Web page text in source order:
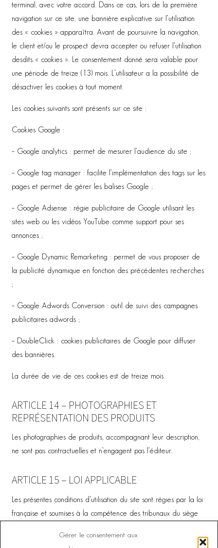
Gérer le consentement aux
terminal, avec votre accord. Dans ce cas, lors de la première
navigation sur ce site, une bannière explicative sur l’utilisation
des « cookies » apparaîtra. Avant de poursuivre la navigation,
le client et/ou le prospect devra accepter ou refuser l’utilisation
desdits « cookies ». Le consentement donné sera valable pour
une période de treize (13) mois. L’utilisateur a la possibilité de
désactiver les cookies à tout moment.
Les cookies suivants sont présents sur ce site :
Cookies Google :
– Google analytics : permet de mesurer l’audience du site ;
– Google tag manager : facilite l’implémentation des tags sur les
pages et permet de gérer les balises Google ;
– Google Adsense : régie publicitaire de Google utilisant les
sites web ou les vidéos YouTube comme support pour ses
annonces ;
– Google Dynamic Remarketing : permet de vous proposer de
la publicité dynamique en fonction des précédentes recherches
;
– Google Adwords Conversion : outil de suivi des campagnes
publicitaires adwords ;
– DoubleClick : cookies publicitaires de Google pour diffuser
des bannières.
La durée de vie de ces cookies est de treize mois.
ARTICLE 14 – PHOTOGRAPHIES ET
REPRÉSENTATION DES PRODUITS
Les photographies de produits, accompagnant leur description,
ne sont pas contractuelles et n’engagent pas l’éditeur.
ARTICLE 15 – LOI APPLICABLE
Les présentes conditions d’utilisation du site sont régies par la loi
française et soumises à la compétence des tribunaux du siège